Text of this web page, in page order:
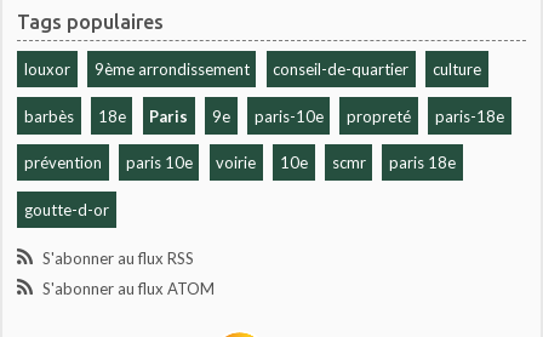
Tags populaires
louxor 9ème arrondissement conseil-de-quartier culture
barbès 18e Paris 9e paris-10e propreté paris-18e
prévention paris 10e voirie 10e scmr paris 18e
goutte-d-or
S'abonner au flux RSS
S'abonner au flux ATOM